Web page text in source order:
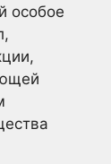
особое